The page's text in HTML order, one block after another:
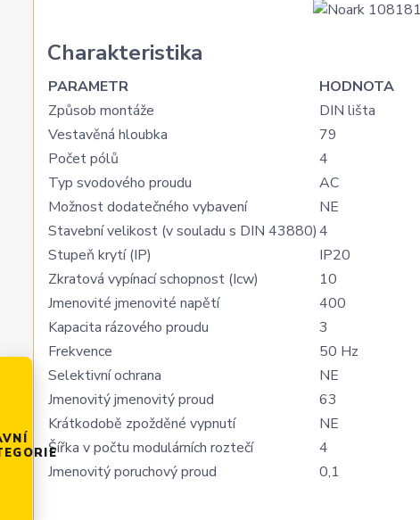
Charakteristika
PARAMETR
HODNOTA
Způsob montáže
DIN lišta
Vestavěná hloubka
79
Počet pólů
4
Typ svodového proudu
AC
Možnost dodatečného vybavení
NE
Stavební velikost (v souladu s DIN 43880)4
Stupeň krytí (IP)
IP20
Zkratová vypínací schopnost (Icw)
10
Jmenovité jmenovité napětí
400
Kapacita rázového proudu
3
Frekvence
50 Hz
Selektivní ochrana
NE
Jmenovitý jmenovitý proud
63
Krátkodobě zpožděné vypnutí
NE
Šířka v počtu modulárních roztečí
4
Jmenovitý poruchový proud
0,1